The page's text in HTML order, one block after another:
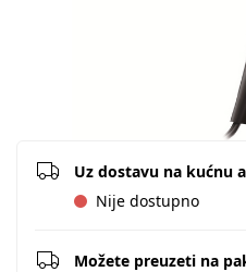
Uz dostavu na kućnu
Nije dostupno
Možete preuzeti na